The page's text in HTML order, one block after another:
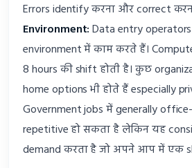
Errors identify करना और correct
Environment:Data entry
environment में काम करते हैं।
8 hours की shift होती है। कुछ
home options भी होते हैं especially
Government jobs में generally
repetitive हो सकता है लेकिन यह
demand करता है जो अपने आप में एक